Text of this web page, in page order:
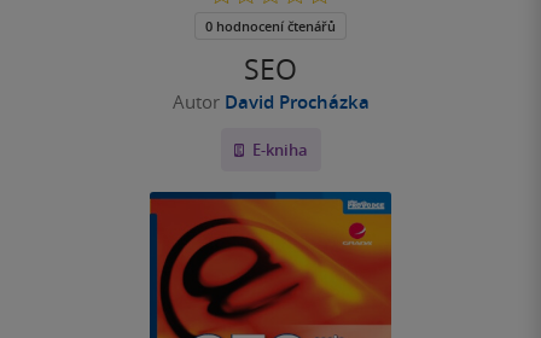
SEO
Autor David Procházka
E-kniha
5
0 hodnocení čtenářů